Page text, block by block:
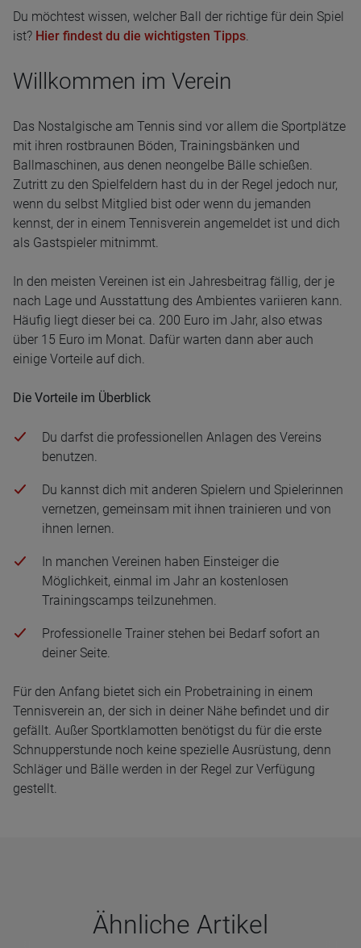
Du möchtest wissen, welcher Ball der richtige für dein Spiel
ist? Hier findest du die wichtigsten Tipps.
Willkommen im Verein
Das Nostalgische am Tennis sind vor allem die Sportplätze
mit ihren rostbraunen Böden, Trainingsbänken und
Ballmaschinen, aus denen neongelbe Bälle schießen.
Zutritt zu den Spielfeldern hast du in der Regel jedoch nur,
wenn du selbst Mitglied bist oder wenn du jemanden
kennst, der in einem Tennisverein angemeldet ist und dich
als Gastspieler mitnimmt.
In den meisten Vereinen ist ein Jahresbeitrag fällig, der je
nach Lage und Ausstattung des Ambientes variieren kann.
Häufig liegt dieser bei ca. 200 Euro im Jahr, also etwas
über 15 Euro im Monat. Dafür warten dann aber auch
einige Vorteile auf dich.
Die Vorteile im Überblick
Du darfst die professionellen Anlagen des Vereins
benutzen.
Du kannst dich mit anderen Spielern und Spielerinnen
vernetzen, gemeinsam mit ihnen trainieren und von
ihnen lernen.
In manchen Vereinen haben Einsteiger die
Möglichkeit, einmal im Jahr an kostenlosen
Trainingscamps teilzunehmen.
Professionelle Trainer stehen bei Bedarf sofort an
deiner Seite.
Für den Anfang bietet sich ein Probetraining in einem
Tennisverein an, der sich in deiner Nähe befindet und dir
gefällt. Außer Sportklamotten benötigst du für die erste
Schnupperstunde noch keine spezielle Ausrüstung, denn
Schläger und Bälle werden in der Regel zur Verfügung
gestellt.
Ähn­li­che Arti­kel